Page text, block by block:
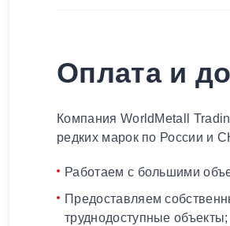
Оплата и
Компания WorldMetall
редких марок по России и
Работаем с большими
Предоставляем
труднодоступные объекты;